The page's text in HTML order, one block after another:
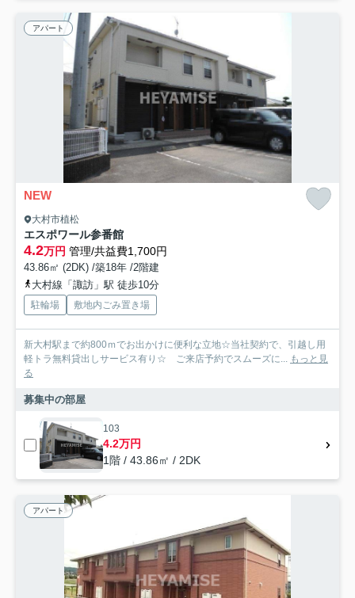
アパート
NEW
大村市植松
エスポワール参番館
4.2万円 管理/共益費1,700円
43.86㎡ (2DK) /築18年 /2階建
大村線「諏訪」駅 徒歩10分
駐輪場 敷地内ごみ置き場
新大村駅まで約800ｍでお出かけに便利な立地☆当社契約で、引越し用
軽トラ無料貸出しサービス有り☆ ご来店予約でスムーズに... もっと見
る
募集中の部屋
103
4.2万円
1階 / 43.86㎡ / 2DK
アパート